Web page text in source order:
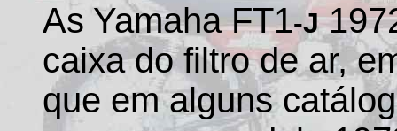
As Yamaha FT1-J
caixa do filtro de ar,
que em alguns